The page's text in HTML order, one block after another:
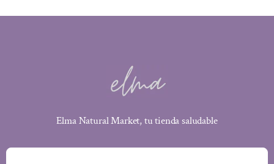
Elma Natural Market, tu tienda saludable